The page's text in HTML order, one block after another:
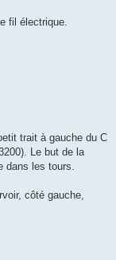
fil électrique.
trait à gauche du C
Le but de la
dans les tours.
côté gauche,